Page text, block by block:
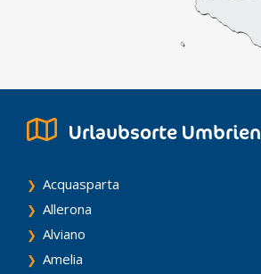
Urlaubsorte Umbrien
Acquasparta
Allerona
Alviano
Amelia